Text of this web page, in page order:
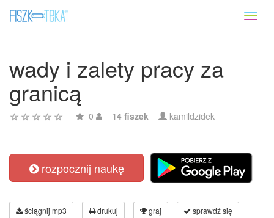
wady i zalety pracy za
granicą
0 14 fiszek kamildzidek
rozpocznij naukę
ściągnij mp3 drukuj graj sprawdź się